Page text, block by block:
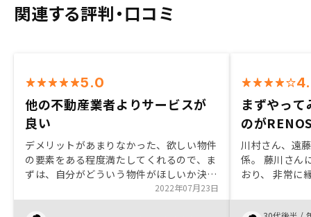
関連する評判・口コミ
5.0
他の不動産業者よりサービスが
良い
デメリットがあまりなかった、欲しい物件
の要素をある程度満たしてくれるので、ま
ずは、自分がどういう物件がほしいか決め
ればニーズに合ったものを、紹介してくれ
る 今後も購入ニーズに合うものがあれ
2022年07月23日
まずやっ
のが
川村さん、遠
係。 藤川さん
おり、 非常に
飯田さんの迅